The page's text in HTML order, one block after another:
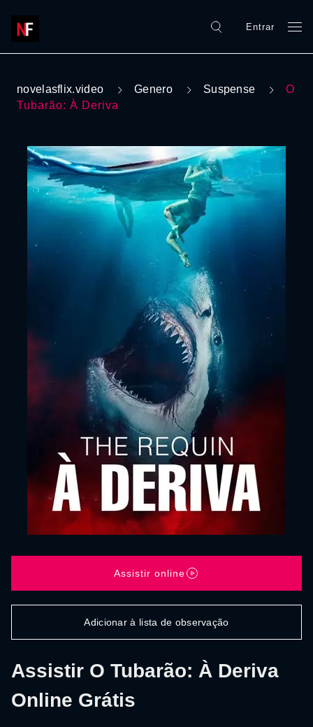
Entrar
novelasflix.video Genero Suspense
O
Tubarão: À Deriva
Assistir O Tubarão: À Deriva
Online Grátis
Assistir online
Adicionar à lista de observação